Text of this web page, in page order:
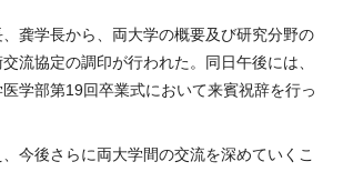
龚学長から、両大学の概要及び研究分野の
流協定の調印が行われた。同日午後には、
学部第19回卒業式において来賓祝辞を行っ
今後さらに両大学間の交流を深めていくこ